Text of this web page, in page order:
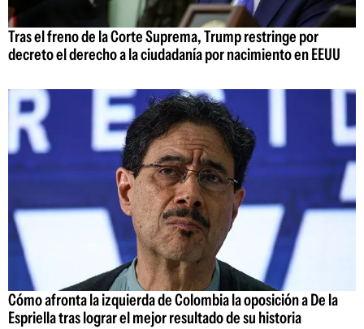
Tras el freno de la Corte Suprema, Trump restringe por
decreto el derecho a la ciudadanía por nacimiento en EEUU
Cómo afronta la izquierda de Colombia la oposición a De la
Espriella tras lograr el mejor resultado de su historia